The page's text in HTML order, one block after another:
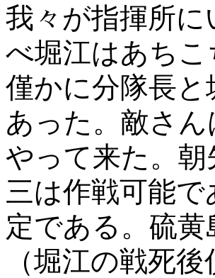
我々が指揮所
べ堀江はあち
僅かに分隊長
あった。敵さ
やって来た。
三は作戦可能
定である。硫
（堀江の戦死